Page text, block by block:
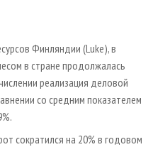
ПЛИТФинляндии (Luke), в
в стране продолжалась
реализация деловой
со средним показателем
сократился на 20% в годовом